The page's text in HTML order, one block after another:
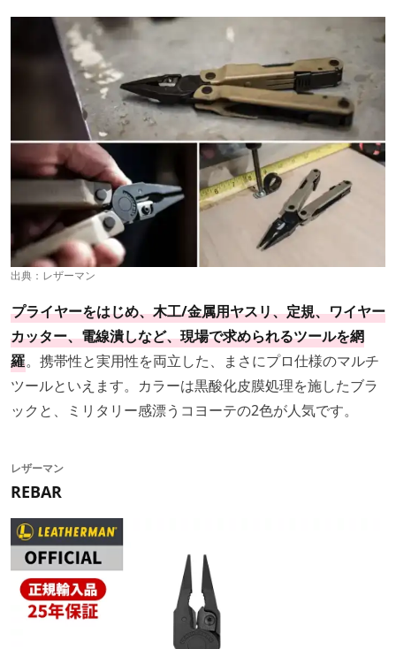
出典： レザーマン
プライヤーをはじめ、木工/金属用ヤスリ、定規、ワイヤー
カッター、電線潰しなど、現場で求められるツールを網
羅。携帯性と実用性を両立した、まさにプロ仕様のマルチ
ツールといえます。カラーは黒酸化皮膜処理を施したブラ
ックと、ミリタリー感漂うコヨーテの2色が人気です。
レザーマン
REBAR